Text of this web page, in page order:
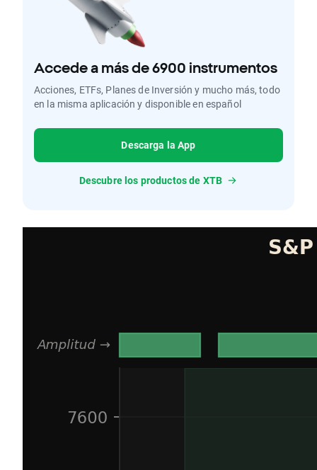
Accede a más de 6900 instrumentos
Acciones, ETFs, Planes de Inversión y mucho más, todo
en la misma aplicación y disponible en español
Descarga la App
Descubre los productos de XTB